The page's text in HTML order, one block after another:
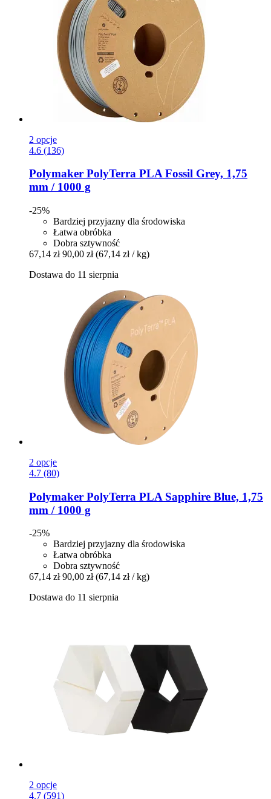
2 opcje
4.6 (136)
Polymaker PolyTerra PLA Fossil Grey, 1,75
mm / 1000 g
-25%
Bardziej przyjazny dla środowiska
Łatwa obróbka
Dobra sztywność
67,14 zł 90,00 zł (67,14 zł / kg)
Dostawa do 11 sierpnia
2 opcje
4.7 (80)
Polymaker PolyTerra PLA Sapphire Blue, 1,75
mm / 1000 g
-25%
Bardziej przyjazny dla środowiska
Łatwa obróbka
Dobra sztywność
67,14 zł 90,00 zł (67,14 zł / kg)
Dostawa do 11 sierpnia
2 opcje
4.7 (591)